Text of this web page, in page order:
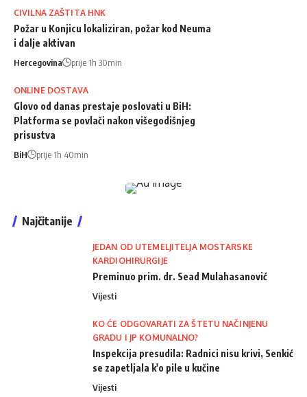
CIVILNA ZAŠTITA HNK
Požar u Konjicu lokaliziran, požar kod Neuma
i dalje aktivan
Hercegovina prije 1h 30min
ONLINE DOSTAVA
Glovo od danas prestaje poslovati u BiH:
Platforma se povlači nakon višegodišnjeg
prisustva
BiH prije 1h 40min
Najčitanije
JEDAN OD UTEMELJITELJA MOSTARSKE
KARDIOHIRURGIJE
Preminuo prim. dr. Sead Mulahasanović
Vijesti
KO ĆE ODGOVARATI ZA ŠTETU NAČINJENU
GRADU I JP KOMUNALNO?
Inspekcija presudila: Radnici nisu krivi, Senkić
se zapetljala k'o pile u kučine
Vijesti